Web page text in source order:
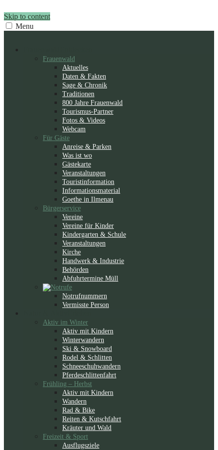
Skip to content
Menu
Frauenwald
Aktuelles
Daten & Fakten
Sage & Chronik
Traditionen
800 Jahre Frauenwald
Tourismus-Partner
Fotos & Videos
Webcam
Für Gäste
Anreise & Parken
Was ist wo
Gästekarte
Veranstaltungen
Touristinformation
Informationsmaterial
Goethe in Ilmenau
Bürgerservice
Vereine
Vereine für Kinder
Kindergarten & Schule
Veranstaltungen
Kirche
Handwerk & Industrie
Behörden
Abfuhrtermine Müll
Notrufnummern
Vermisste Person
Aktiv im Winter
Aktiv mit Kindern
Winterwandern
Ski & Snowboard
Rodel & Schlitten
Schneeschuhwandern
Pferdeschlittenfahrt
Frühling – Herbst
Aktiv mit Kindern
Wandern
Rad & Bike
Reiten & Kutschfahrt
Kräuter und Wald
Freizeit & Sport
Ausflugsziele